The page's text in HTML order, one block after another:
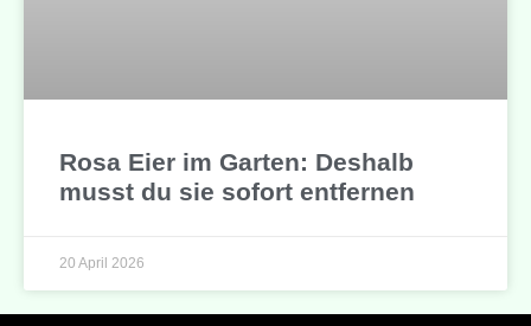
Rosa Eier im Garten: Deshalb
musst du sie sofort entfernen
20 April 2026